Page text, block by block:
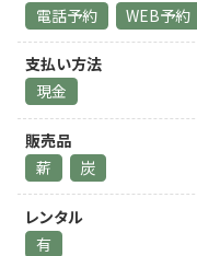
電話予約
WEB予約
支払い方法
現金
販売品
薪
炭
レンタル
有